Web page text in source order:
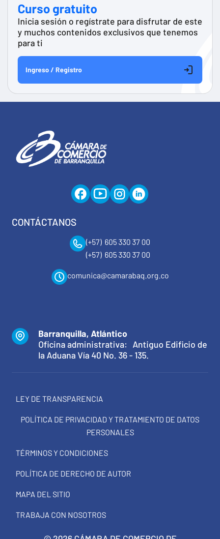
Curso gratuito
Inicia sesión o regístrate para disfrutar de este
y muchos contenidos exclusivos que tenemos
para ti
Ingreso / Registro
CONTÁCTANOS
(+57) 605 330 37 00
(+57) 605 330 37 00
comunica@camarabaq.org.co
Barranquilla, Atlántico
Oficina administrativa: Antiguo Edificio de
la Aduana Vía 40 No. 36 - 135.
LEY DE TRANSPARENCIA
POLÍTICA DE PRIVACIDAD Y TRATAMIENTO DE DATOS
PERSONALES
TÉRMINOS Y CONDICIONES
POLÍTICA DE DERECHO DE AUTOR
MAPA DEL SITIO
TRABAJA CON NOSOTROS